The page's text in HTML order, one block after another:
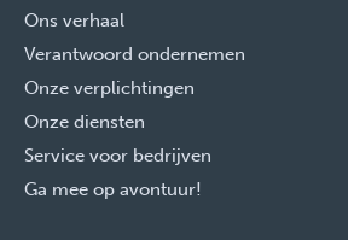
Ons verhaal
Verantwoord ondernemen
Onze verplichtingen
Onze diensten
Service voor bedrijven
Ga mee op avontuur!